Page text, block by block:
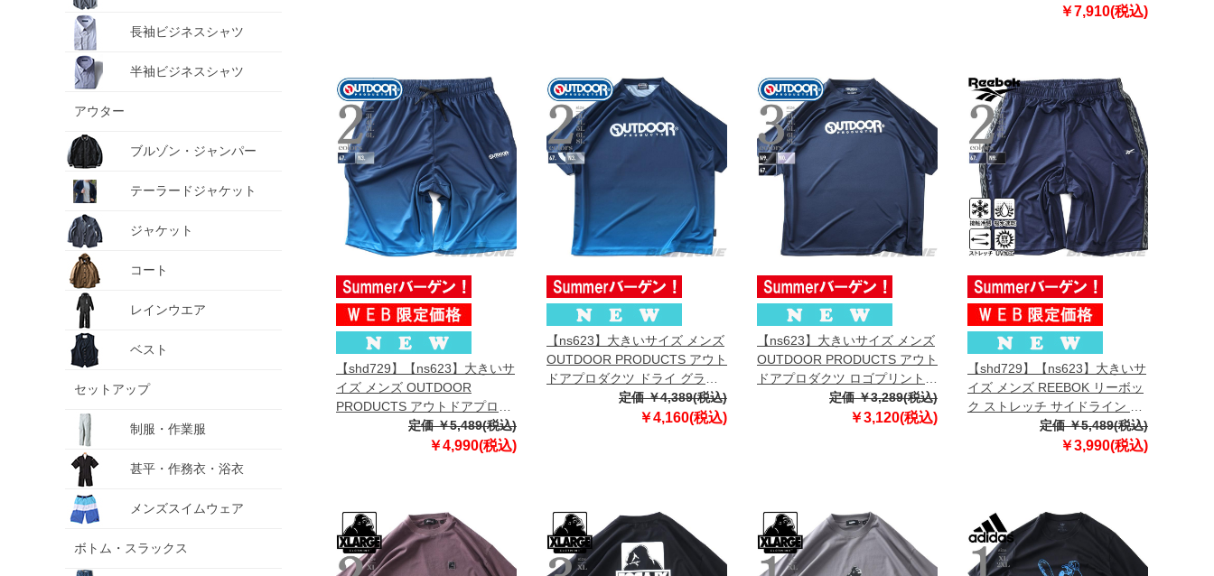
長袖ビジネスシャツ
半袖ビジネスシャツ
アウター
ブルゾン・ジャンパー
テーラードジャケット
ジャケット
コート
レインウエア
ベスト
セットアップ
制服・作業服
甚平・作務衣・浴衣
メンズスイムウェア
ボトム・スラックス
azd260201102l 【fre】￥7,910(税込)
【shd729】【ns623】大きいサ
イズ メンズ OUTDOOR
PRODUCTS アウトドアプロダ
クツ ドライ グラデーション シ
ョーツ ショートパンツ ハーフ
定価 ￥5,489(税込)
￥4,990(税込)
【ns623】大きいサイズ メンズ
OUTDOOR PRODUCTS アウト
ドアプロダクツ ドライ グラデ
ーション 半袖 Tシャツ 軽量素
材 春夏新作 c563he
定価 ￥4,389(税込)
￥4,160(税込)
【ns623】大きいサイズ メンズ
OUTDOOR PRODUCTS アウト
ドアプロダクツ ロゴプリント
ドライ 半袖 Tシャツ 軽量素材
春夏新作 c5635e
定価 ￥3,289(税込)
￥3,120(税込)
【shd729】【ns623】大きいサ
イズ メンズ REEBOK リーボッ
ク ストレッチ サイドライン シ
ョーツ ショートパンツ ハーフ
パンツ 接触冷感 吸水速乾 UV加
定価 ￥5,489(税込)
￥3,990(税込)